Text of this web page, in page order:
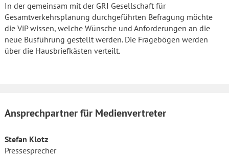
In der gemeinsam mit der GRI Gesellschaft für
Gesamtverkehrsplanung durchgeführten Befragung möchte
die ViP wissen, welche Wünsche und Anforderungen an die
neue Busführung gestellt werden. Die Fragebögen werden
über die Hausbriefkästen verteilt.
Ansprechpartner für Medienvertreter
Stefan Klotz
Pressesprecher